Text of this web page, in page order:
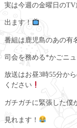
実は今週の金曜日の
出ます！
番組は鹿児島のあの有
司会を務める*かごニ
放送はお昼3時55分か
ください
ガチガチに緊張した僕
見れます！